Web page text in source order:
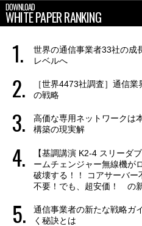
DOWNLOAD
WHITE PAPER RANKING
世界の通信事業者33社の成
レベルへ
［世界4473社調査］通信
の戦略
高価な専用ネットワークは
構築の現実解
【基調講演 K2-4 スリーダ
ームチェンジャー無線機が
破壊する！！ コアサーバー
不要！でも、超安価！ の
通信事業者の新たな戦略
く秘訣とは